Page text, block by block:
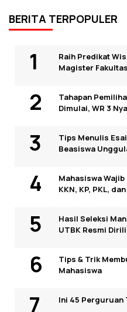
BERITA TERPOPULER
Raih Predikat
Magister
Tahapan
Dimulai, WR 3
Tips Menulis
Beasiswa
Mahasiswa
KKN, KP, PKL,
Hasil Seleksi
UTBK Resmi
Tips & Trik
Mahasiswa
Ini 45 Perguruan